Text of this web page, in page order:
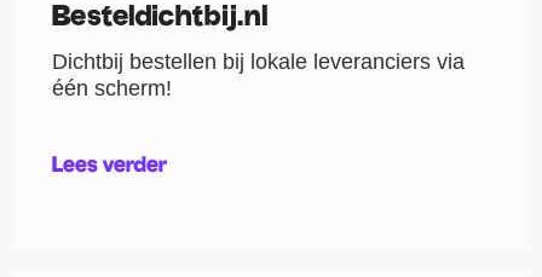
Besteldichtbij.nl
Dichtbij bestellen bij lokale leveranciers via
één scherm!
Lees verder